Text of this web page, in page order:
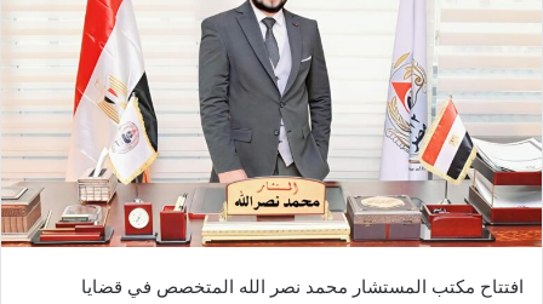
افتتاح مكتب المستشار محمد نصر الله المتخصص في قضايا